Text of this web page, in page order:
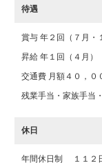
待遇
賞与 年２回（７月・
昇給 年１回（４月）
交通費 月額４０，０
残業手当・家族手当
休日
年間休日制 １１２